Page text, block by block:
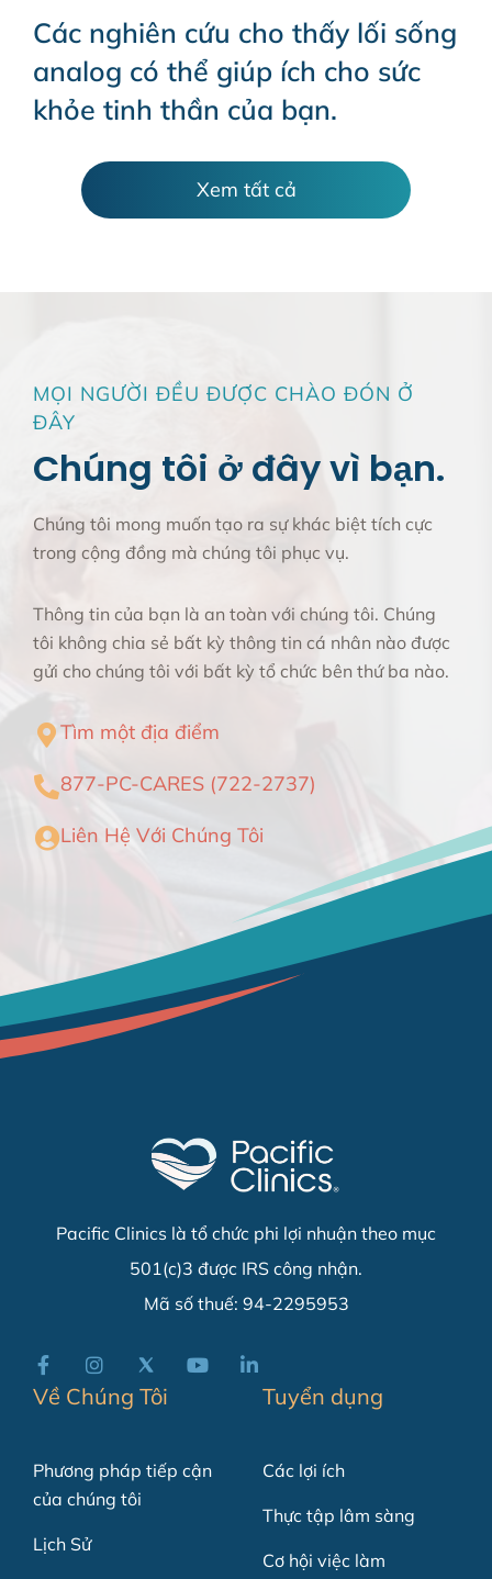
Các nghiên cứu cho thấy lối sống
analog có thể giúp ích cho sức
khỏe tinh thần của bạn.
Xem tất cả
MỌI NGƯỜI ĐỀU ĐƯỢC CHÀO ĐÓN Ở
ĐÂY
Chúng tôi ở đây vì bạn.
Chúng tôi mong muốn tạo ra sự khác biệt tích cực
trong cộng đồng mà chúng tôi phục vụ.
Thông tin của bạn là an toàn với chúng tôi. Chúng
tôi không chia sẻ bất kỳ thông tin cá nhân nào được
gửi cho chúng tôi với bất kỳ tổ chức bên thứ ba nào.
Tìm một địa điểm
877-PC-CARES (722-2737)
Liên Hệ Với Chúng Tôi
Pacific Clinics là tổ chức phi lợi nhuận theo mục
501(c)3 được IRS công nhận.
Mã số thuế: 94-2295953
Về Chúng Tôi
Phương pháp tiếp cận
của chúng tôi
Lịch Sử
Tuyển dụng
Các lợi ích
Thực tập lâm sàng
Cơ hội việc làm